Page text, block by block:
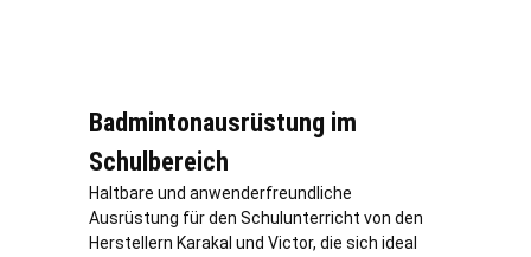
Badmintonausrüstung im
Schulbereich
Haltbare und anwenderfreundliche
Ausrüstung für den Schulunterricht von den
Herstellern Karakal und Victor, die sich ideal